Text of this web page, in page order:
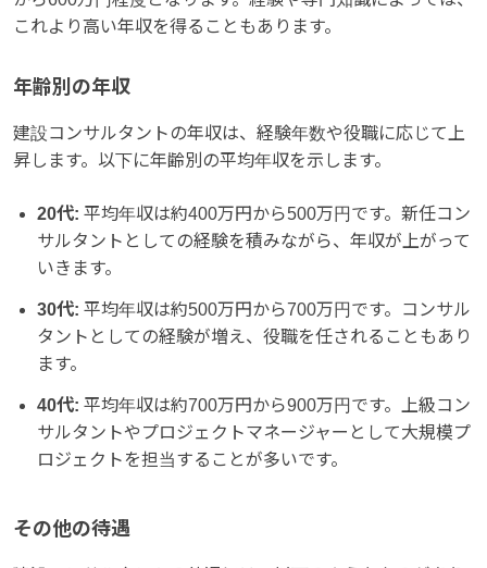
これより高い年収を得ることもあります。
年齢別の年収
建設コンサルタントの年収は、経験年数や役職に応じて上
昇します。以下に年齢別の平均年収を示します。
20代: 平均年収は約400万円から500万円です。新任コン
サルタントとしての経験を積みながら、年収が上がって
いきます。
30代: 平均年収は約500万円から700万円です。コンサル
タントとしての経験が増え、役職を任されることもあり
ます。
40代: 平均年収は約700万円から900万円です。上級コン
サルタントやプロジェクトマネージャーとして大規模プ
ロジェクトを担当することが多いです。
その他の待遇